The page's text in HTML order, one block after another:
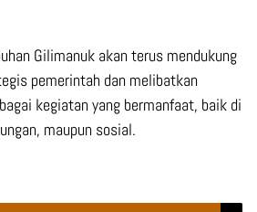
Gilimanuk akan terus mendukung
pemerintah dan melibatkan
kegiatan yang bermanfaat, baik di
maupun sosial.